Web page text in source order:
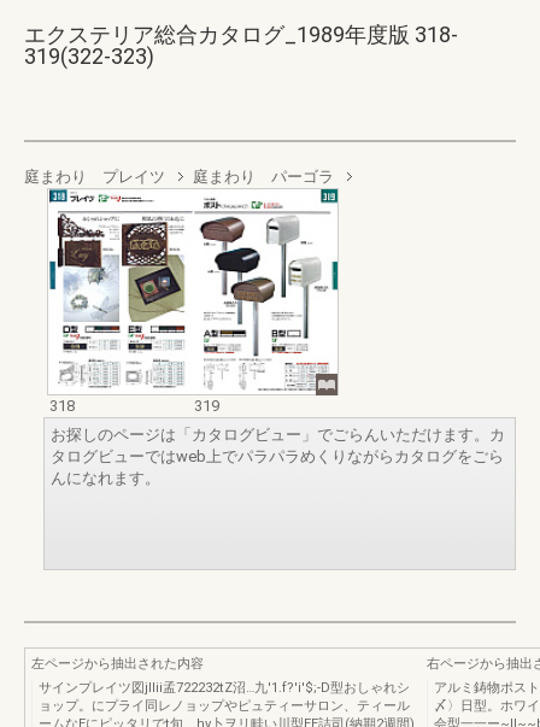
エクステリア総合カタログ_1989年度版 318-
319(322-323)
庭まわり プレイツ 庭まわり パーゴラ
318
319
お探しのページは「カタログビュー」でごらんいただけます。カ
タログビューではweb上でパラパラめくりながらカタログをごら
んになれます。
左ページから抽出された内容
サインプレイツ図jllii孟722232tZ沼…九'1.f?'i'$;-D型おしゃれシ
ョップ。にプライ同レノョップやピュティーサロン、ティール
ームなEにピッタリでt旬、hv卜ヲリ畦い川型EE詰司(納期2週間)
右ページから抽出
アルミ鋳物ポス
〆〉日型。ホワ
会型一一ー